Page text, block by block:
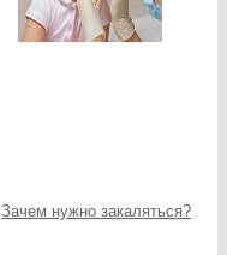
Зачем нужно закаляться?